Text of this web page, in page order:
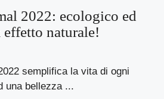
2022: ecologico ed
effetto naturale!
semplifica la vita di ogni
una bellezza ...